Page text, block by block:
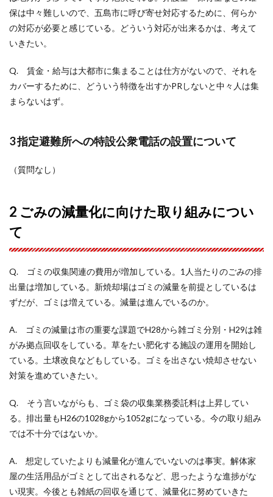
保は中々難しいので、五島市に呼び寄せ対応するために、何らか
の対応が必要と感じている。どういう対応が出来るかは、考えて
いきたい。
Q. 賃金・給与は大都市に集まることは仕方がないので、それを
カバーするために、どういう特徴を出すかPRしないと中々人は集
まらないはず。
3 指定避難所への特設公衆電話の設置について
（質問なし）
2 ごみの減量化に向けた取り組みについ
て
Q. ゴミの収集関連の費用が増加している。1人当たりのごみの排
出量は増加している。新焼却場はゴミの減量を前提としているは
ずだが、ゴミは増えている。減量は進んでいるのか。
A. ゴミの減量は市の重要な課題でH28から雑ゴミ分別・H29は雑
がみ拠点回収をしている。草をたい肥化する施設の運用を開始し
ている。土壌改良などもしている。ゴミを出さない焼却させない
対策を進めていきたい。
Q. そう言いながらも、ゴミ袋の収集業務委託料は上昇してい
る。排出量もH26の1028gから1052gになっている。今の取り組み
では不十分ではないか。
A. 想定していたよりも減量化が進んでいないのは事実。解体家
屋の生活用品がゴミとして出されるなど、思ったような進捗がな
い現実。今後とも雑紙の回収を通じて、減量化に努めていきた